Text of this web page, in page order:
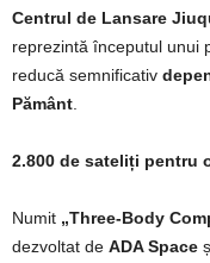
Centrul de Lansare
reprezintă începutul unui
reducă semnificativ
Pământ
2.800 de sateliți pentru
Numit „Three-Body
dezvoltat de ADA Space